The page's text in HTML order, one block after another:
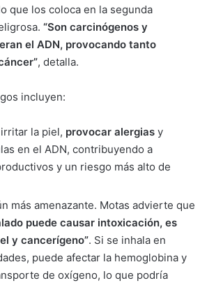
que los coloca en la segunda
“Son carcinógenos y
el ADN, provocando tanto
, detalla.
incluyen:
la piel, provocar alergias y
en el ADN, contribuyendo a
y un riesgo más alto de
más amenazante. Motas advierte que
puede causar intoxicación, es
y cancerígeno”. Si se inhala en
puede afectar la hemoglobina y
de oxígeno, lo que podría